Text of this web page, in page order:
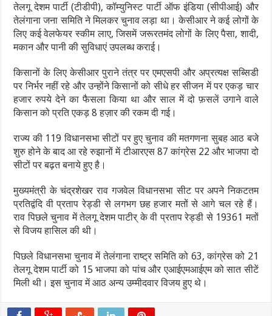
तेलगू देशम पार्टी (टीडीपी), कॉम्युनिस्ट पार्टी ऑफ इंडिया (सीपीआई) और
तेलंगाना जना समिति ने मिलकर चुनाव लड़ा था। केसीआर ने कई लोगों के
लिए कई वेलफेयर स्कीम लाए, जिसमें जरूरतमंद लोगों के लिए पैसा, शादी,
मकान और पानी की सुविधाएं उपलब्ध कराई।
किसानों के लिए केसीआर पुराने तंत्र पर एमएसपी और अप्रत्यक्ष सब्सिडी
पर निर्भर नहीं रहे और उन्होंने किसानों को सीधे हर सीजन में पर एकड़ चार
हजार रुपये देने का फैसला किया था और साल में दो फ़सलें उगाने वाले
किसान को प्रति एकड़ 8 हज़ार की रकम दी गई।
राज्य की 119 विधानसभा सीटों पर हुए चुनाव की मतगणना सुबह आठ बजे
शुरु होने के बाद आ रहे रुझानों में टीआरएस 87 कांग्रेस 22 और भाजपा दो
सीटों पर बढ़त बनाये हुए है।
मुख्यमंत्री के चंद्रशेखर राव गजवेल विधानसभा सीट पर अपने निकटतम
प्रतिद्वंदि वी प्रताप रेड्डी से लगभग छह हजार मतों से आगे चल रहे हैं।
राव पिछले चुनाव में तेलगू देशम पाटीर् के वी प्रताप रेड्डी से 19361 मतों
से विजय हासिल की थी।
पिछले विधानसभा चुनाव में तेलंगाना राष्ट्र समिति को 63, कांग्रेस को 21
तेलगू देशम पार्टी को 15 भाजपा को पांच और एआईएमआईएम को सात सीटें
मिली थी। इस चुनाव में आठ अन्य उम्मीदवार विजय हुए थे।